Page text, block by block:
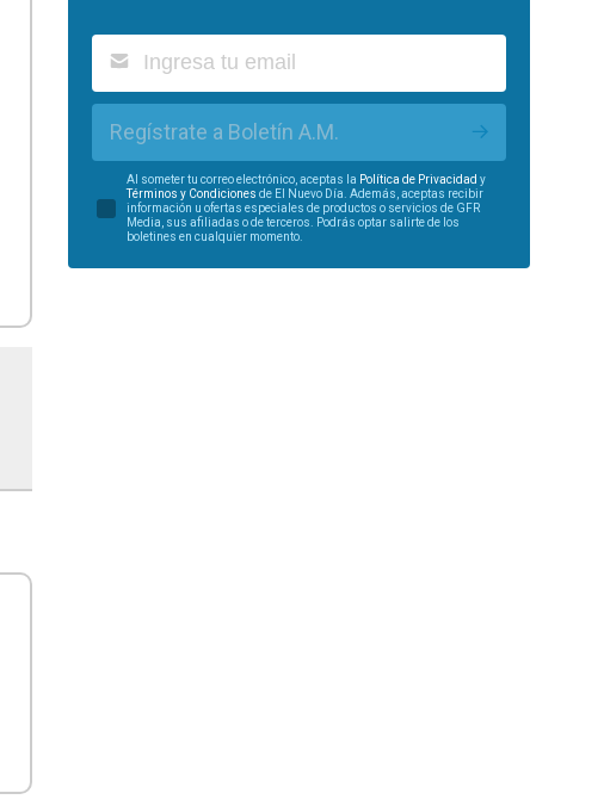
Regístrate a Boletín A.M.
Al someter tu correo electrónico, aceptas la Política de Privacidad y
Términos y Condiciones de El Nuevo Día. Además, aceptas recibir
información u ofertas especiales de productos o servicios de GFR
Media, sus afiliadas o de terceros. Podrás optar salirte de los
boletines en cualquier momento.